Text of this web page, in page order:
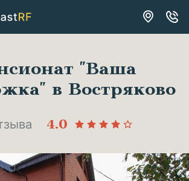
Особенности Отзывы
"Ваша
в Востряково
4.0